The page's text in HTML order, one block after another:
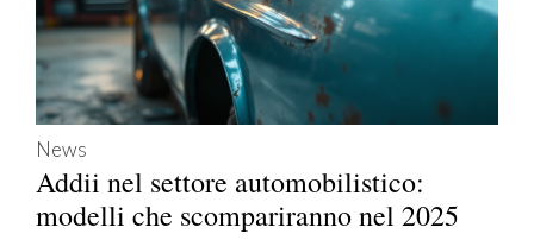
News
Addii nel settore automobilistico:
modelli che scompariranno nel 2025